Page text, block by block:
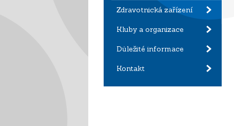
Zdravotnická zařízení
Kluby a organizace
Důležité informace
Kontakt